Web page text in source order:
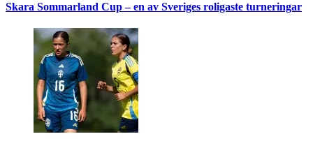
Skara Sommarland Cup – en av Sveriges roligaste turneringar